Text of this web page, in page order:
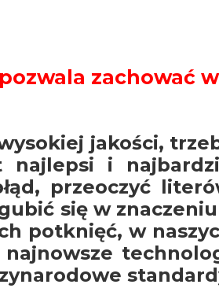
zachować
jakości,
najlepsi i
przeoczyć
się w
potknięć, w